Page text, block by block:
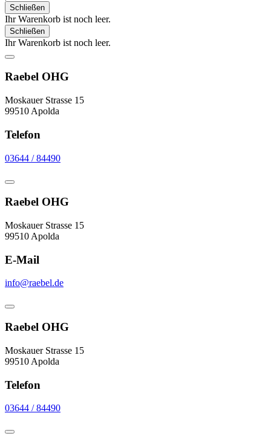
Schließen
Ihr Warenkorb ist noch leer.
Schließen
Ihr Warenkorb ist noch leer.
Raebel OHG
Moskauer Strasse 15
99510 Apolda
Telefon
03644 / 84490
Raebel OHG
Moskauer Strasse 15
99510 Apolda
E-Mail
info@raebel.de
Raebel OHG
Moskauer Strasse 15
99510 Apolda
Telefon
03644 / 84490